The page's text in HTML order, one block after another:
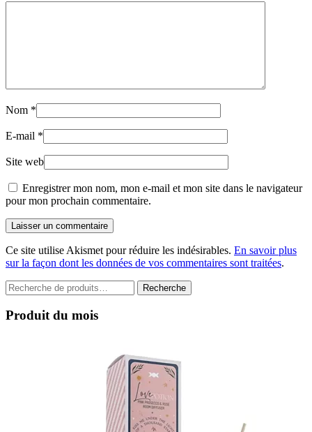
Nom *
E-mail *
Site web
Enregistrer mon nom, mon e-mail et mon site dans le navigateur
pour mon prochain commentaire.
Laisser un commentaire
Ce site utilise Akismet pour réduire les indésirables. En savoir plus
sur la façon dont les données de vos commentaires sont traitées.
Recherche
pour :
Recherche
Produit du mois